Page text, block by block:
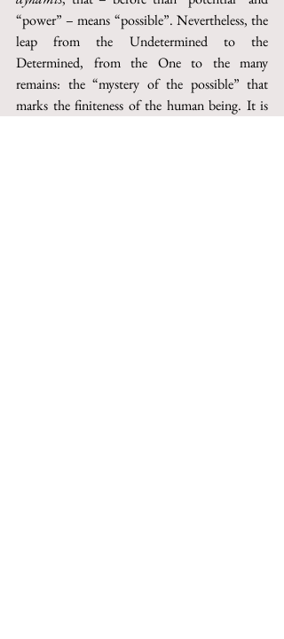
“power” – means “possible”. Nevertheless, the
leap from the Undetermined to the
Determined, from the One to the many
remains: the “mystery of the possible” that
marks the finiteness of the human being. It is